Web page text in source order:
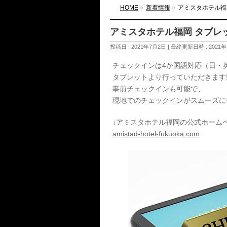
HOME » 新着情報 » アミスタホテル
アミスタホテル福岡 タブレ
投稿日 : 2021年7月2日 最終更新日時 : 2021
チェックインは4か国語対応（日・
タブレットより行っていただきま
事前チェックインも可能で、
現地でのチェックインがスムーズ
↓アミスタホテル福岡の公式ホーム
amistad-hotel-fukuoka.com